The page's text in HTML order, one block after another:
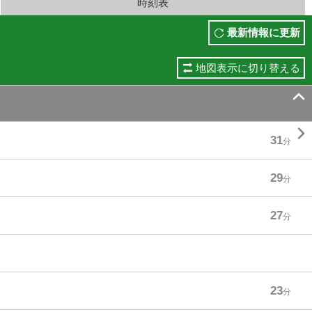
時刻表
最新情報に更新
地図表示に切り替える

31分 
29分
27分
23分